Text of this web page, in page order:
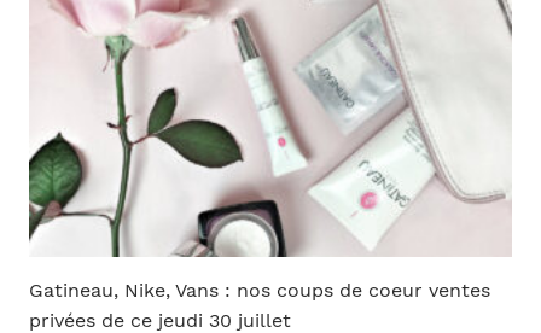
Gatineau, Nike, Vans : nos coups de coeur ventes
privées de ce jeudi 30 juillet